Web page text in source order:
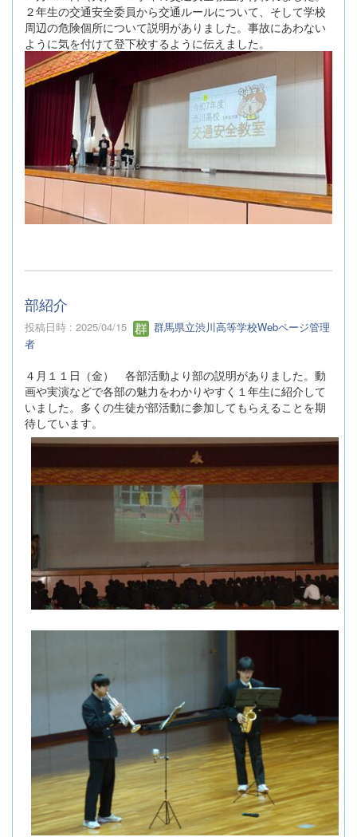
２年生の交通安全委員から交通ルールについて、そして学校
周辺の危険個所について説明がありました。事故にあわない
ように気を付けて登下校するように伝えました。
部紹介
投稿日時 : 2025/04/15
群馬県立渋川高等学校Webページ管理
者
４月１１日（金） 各部活動より部の説明がありました。動
画や実演などで各部の魅力をわかりやすく１年生に紹介して
いました。多くの生徒が部活動に参加してもらえることを期
待しています。